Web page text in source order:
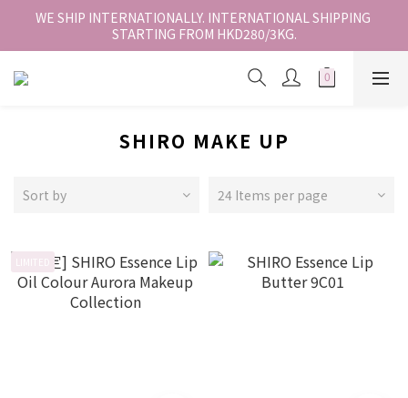
香港地區全店免運。免運費適用於香港順豐站、營業點或智能櫃取
件。
WE SHIP INTERNATIONALLY. INTERNATIONAL SHIPPING
STARTING FROM HKD280/3KG.
香港地區全店免運。免運費適用於香港順豐站、營業點或智能櫃取
SHIRO MAKE UP
Sort by 24 Items per page